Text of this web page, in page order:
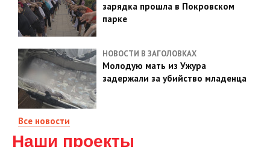
зарядка прошла в Покровском
парке
НОВОСТИ В ЗАГОЛОВКАХ
Молодую мать из Ужура
задержали за убийство младенца
Все новости
Наши проекты